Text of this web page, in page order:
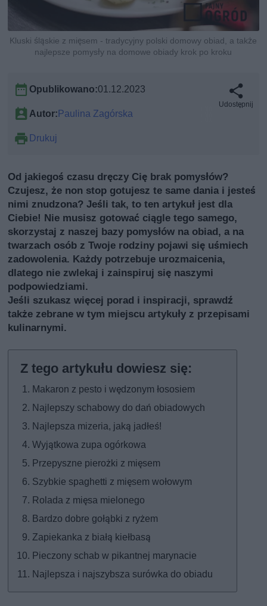
Kluski śląskie z mięsem - tradycyjny polski domowy obiad, a także
najlepsze pomysły na domowe obiady krok po kroku
Opublikowano:01.12.2023
Autor:Paulina Zagórska
Drukuj
Udostępnij
Od jakiegoś czasu dręczy Cię brak pomysłów?
Czujesz, że non stop gotujesz te same dania i jesteś
nimi znudzona? Jeśli tak, to ten artykuł jest dla
Ciebie! Nie musisz gotować ciągle tego samego,
skorzystaj z naszej bazy pomysłów na obiad, a na
twarzach osób z Twoje rodziny pojawi się uśmiech
zadowolenia. Każdy potrzebuje urozmaicenia,
dlatego nie zwlekaj i zainspiruj się naszymi
podpowiedziami.
Jeśli szukasz więcej porad i inspiracji, sprawdź
także zebrane w tym miejscu artykuły z przepisami
kulinarnymi.
Makaron z pesto i wędzonym łososiem
Najlepszy schabowy do dań obiadowych
Najlepsza mizeria, jaką jadłeś!
Wyjątkowa zupa ogórkowa
Przepyszne pierożki z mięsem
Szybkie spaghetti z mięsem wołowym
Rolada z mięsa mielonego
Bardzo dobre gołąbki z ryżem
Zapiekanka z białą kiełbasą
Pieczony schab w pikantnej marynacie
Najlepsza i najszybsza surówka do obiadu